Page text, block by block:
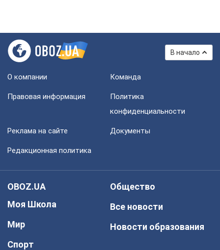
В начало
О компании Команда
Правовая информация
Политика
конфиденциальности
Реклама на сайте Документы
Редакционная политика
OBOZ.UA
Моя Школа
Мир
Спорт
Общество
Все новости
Новости образования